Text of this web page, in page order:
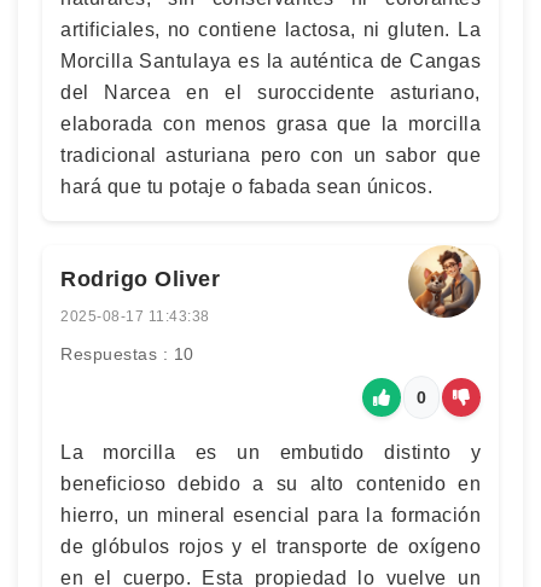
artificiales, no contiene lactosa, ni gluten. La
Morcilla Santulaya es la auténtica de Cangas
del Narcea en el suroccidente asturiano,
elaborada con menos grasa que la morcilla
tradicional asturiana pero con un sabor que
hará que tu potaje o fabada sean únicos.
Rodrigo Oliver
2025-08-17 11:43:38
Respuestas : 10
0
La morcilla es un embutido distinto y
beneficioso debido a su alto contenido en
hierro, un mineral esencial para la formación
de glóbulos rojos y el transporte de oxígeno
en el cuerpo. Esta propiedad lo vuelve un